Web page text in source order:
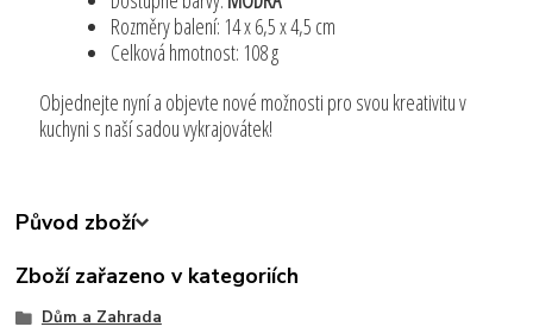
Rozměry balení: 14 x 6,5 x 4,5 cm
Celková hmotnost: 108 g
Objednejte nyní a objevte nové možnosti pro svou kreativitu v
kuchyni s naší sadou vykrajovátek!
Původ zboží
Zboží zařazeno v kategoriích
Dům a Zahrada